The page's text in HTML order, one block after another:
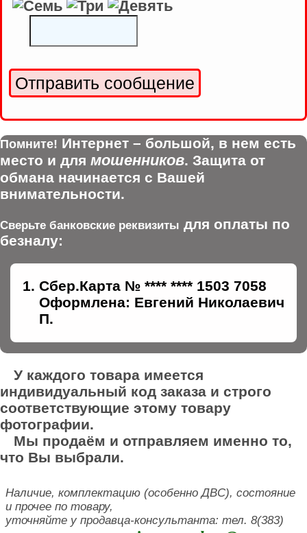
Помните! Интернет – большой, в нем есть
место и для мошенников. Защита от
обмана начинается с Вашей
внимательности.
Сверьте банковские реквизиты для оплаты по
безналу:
Сбер.Карта № **** **** 1503 7058
Оформлена: Евгений Николаевич
П.
У каждого товара имеется
индивидуальный код заказа и строго
соответствующие этому товару
фотографии.
Мы продаём и отправляем именно то,
что Вы выбрали.
Наличие, комплектацию (особенно ДВС), состояние
и прочее по товару,
уточняйте у продавца-консультанта: тел. 8(383)